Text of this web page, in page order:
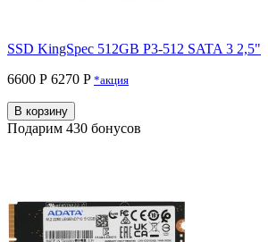
SSD KingSpec 512GB P3-512 SATA 3 2,5"
6600 Р 6270 P *акция
В корзину
Подарим 430 бонусов